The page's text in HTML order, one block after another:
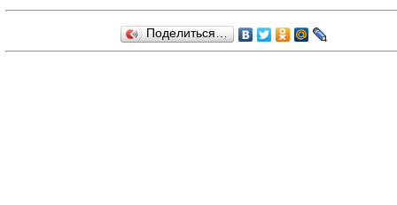
Поделиться…